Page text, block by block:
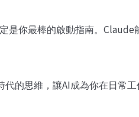
是你最棒的啟動指南。 Claude
代的思維，讓AI成為你在日常工